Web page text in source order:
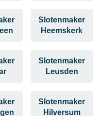
Slotenmaker
Heemskerk
Slotenmaker
Leusden
Slotenmaker
Hilversum